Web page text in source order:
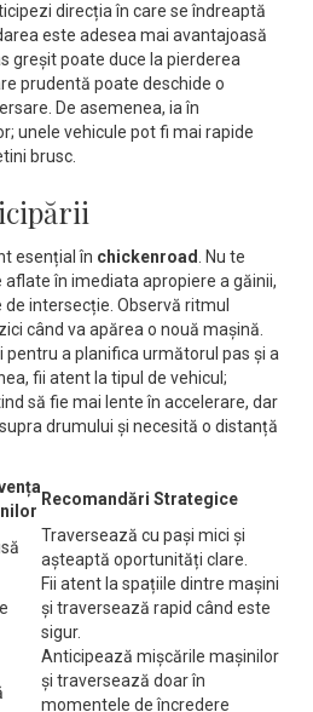
direcția în care se îndreaptă
este adesea mai avantajoasă
greșit poate duce la pierderea
prudentă poate deschide o
De asemenea, ia în
unele vehicule pot fi mai rapide
brusc.
esențial în chickenroad
. Nu te
în imediata apropiere a găinii,
intersecție. Observă ritmul
când va apărea o nouă mașină.
a planifica următorul pas și a
fii atent la tipul de vehicul;
să fie mai lente în accelerare, dar
drumului și necesită o distanță
Recomandări Strategice
Traversează cu pași mici și
așteaptă oportunități clare.
Fii atent la spațiile dintre mașini
și traversează rapid când este
sigur.
Anticipează mișcările mașinilor
și traversează doar în
momentele de încredere